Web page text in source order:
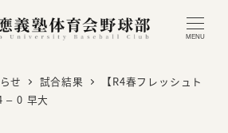
MENU
せ 試合結果
【R4春フレッシュト
– 0 早大